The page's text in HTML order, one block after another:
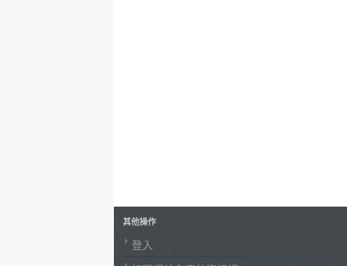
其他操作
登入